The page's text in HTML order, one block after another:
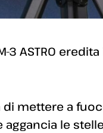
3 ASTRO
di mettere a
le